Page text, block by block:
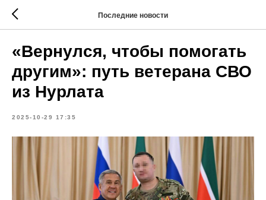
Последние новости
«Вернулся, чтобы помогать
другим»: путь ветерана СВО
из Нурлата
2025-10-29 17:35